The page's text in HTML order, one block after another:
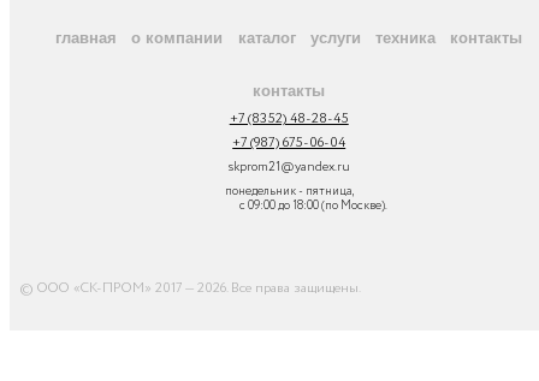
главная о компании каталог услуги техника контакты
контакты
+7 (8352) 48-28-45
+7 (987) 675-06-04
skprom21@yandex.ru
понедельник - пятница,
с 09:00 до 18:00 (по Москве).
© ООО «СК-ПРОМ» 2017 — 2026. Все права защищены